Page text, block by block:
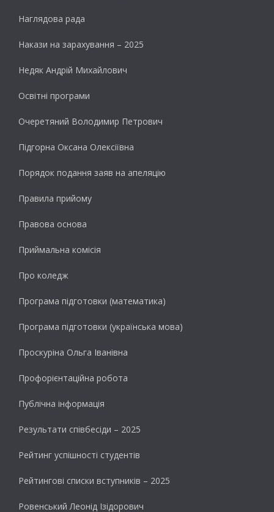
Наглядова рада
Накази на зарахування – 2025
Недяк Андрій Михайлович
Освітні програми
Очеретяний Володимир Петрович
Підгорна Оксана Олексіївна
Порядок подання заяв на апеляцію
Правила прийому
Правова основа
Приймальна комісія
Про коледж
Програма підготовки (математика)
Програма підготовки (українська мова)
Проскуріна Ольга Іванівна
Профорієнтаційна робота
Публічна інформація
Результати cпівбесіди – 2025
Рейтинг успішності студентів
Рейтингові списки вступників – 2025
Ровенський Леонід Ізідорович